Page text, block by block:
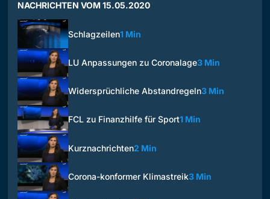
NACHRICHTEN VOM 15.05.2020
Schlagzeilen1 Min
LU Anpassungen zu Coronalage3 Min
Widersprüchliche Abstandregeln3 Min
FCL zu Finanzhilfe für Sport1 Min
Kurznachrichten2 Min
Corona-konformer Klimastreik3 Min